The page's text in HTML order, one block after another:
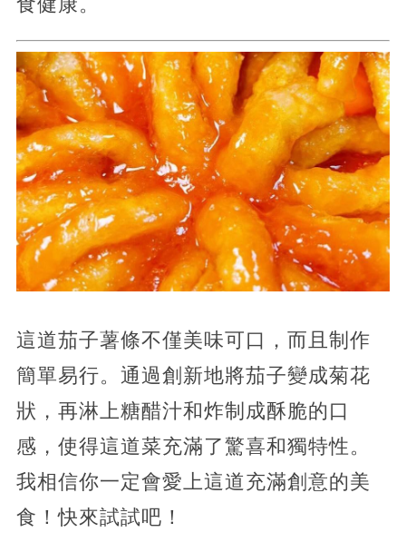
這道茄子薯條不僅美味可口，而且制作
簡單易行。通過創新地將茄子變成菊花
狀，再淋上糖醋汁和炸制成酥脆的口
感，使得這道菜充滿了驚喜和獨特性。
我相信你一定會愛上這道充滿創意的美
食！快來試試吧！